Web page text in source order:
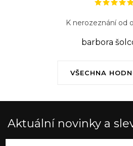
VŠECHNA
K nerozeznání od
barbora
Aktuální novinky a